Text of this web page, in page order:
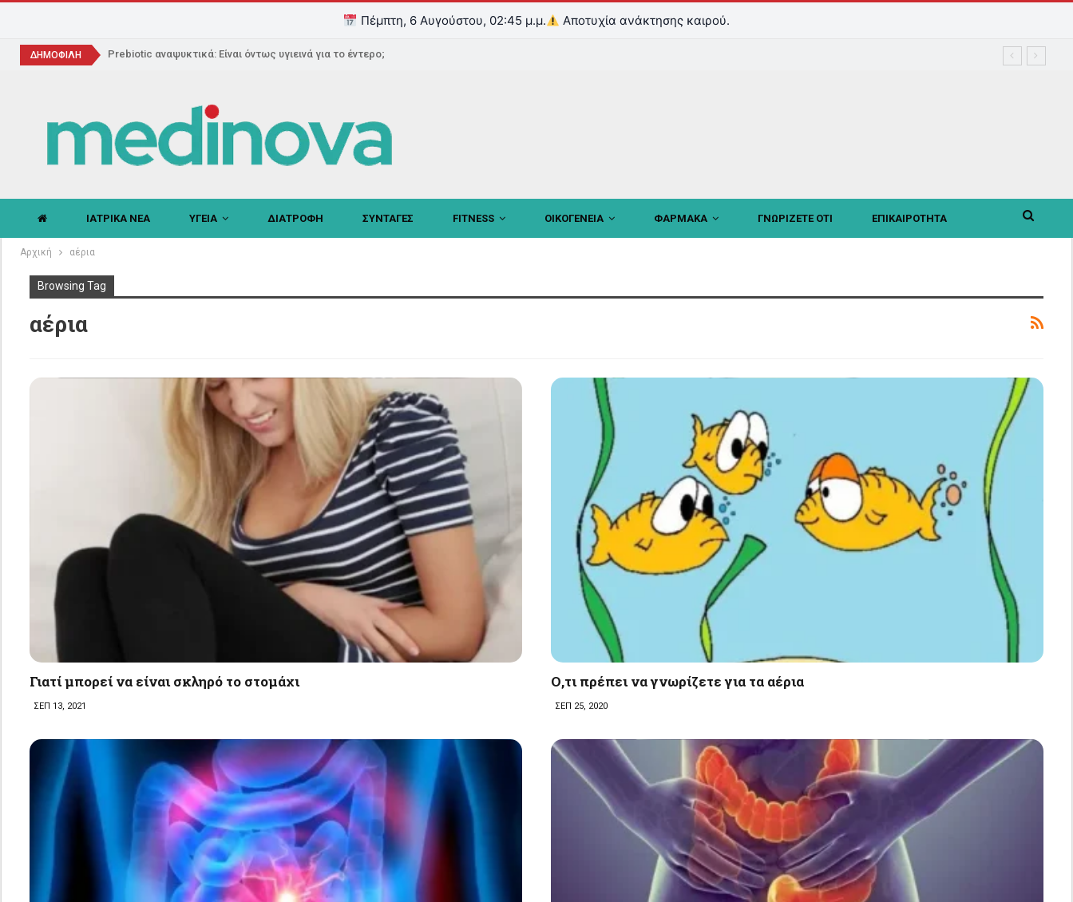
Πέμπτη, 6 Αυγούστου, 02:45 μ.μ. Αποτυχία ανάκτησης καιρού.
ΔΗΜΟΦΙΛΗ Prebiotic αναψυκτικά: Είναι όντως υγιεινά για το έντερο;
ΙΑΤΡΙΚΑ ΝΕΑ ΥΓΕΙΑ ΔΙΑΤΡΟΦΗ ΣΥΝΤΑΓΕΣ FITNESS ΟΙΚΟΓΕΝΕΙΑ ΦΑΡΜΑΚΑ ΓΝΩΡΙΖΕΤΕ ΟΤΙ ΕΠΙΚΑΙΡΟΤΗΤΑ
Αρχική αέρια
Browsing Tag
αέρια
Γιατί μπορεί να είναι σκληρό το στομάχι
ΣΕΠ 13, 2021
Ο,τι πρέπει να γνωρίζετε για τα αέρια
ΣΕΠ 25, 2020